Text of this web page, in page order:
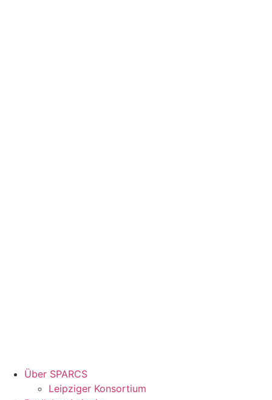
Über SPARCS
Leipziger Konsortium